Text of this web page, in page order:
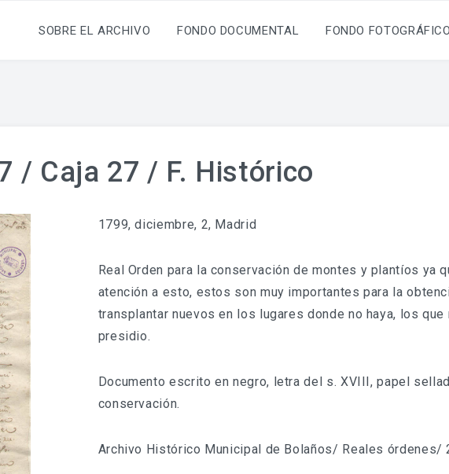
SOBRE EL ARCHIVO FONDO DOCUMENTAL FONDO FOTOGRÁFICO
/ Caja 27 / F. Histórico
1799, diciembre, 2, Madrid
Real Orden para la conservación de montes y plantíos ya
atención a esto, estos son muy importantes para la
transplantar nuevos en los lugares donde no haya, los
presidio.
Documento escrito en negro, letra del s. XVIII, papel
conservación.
Archivo Histórico Municipal de Bolaños/ Reales